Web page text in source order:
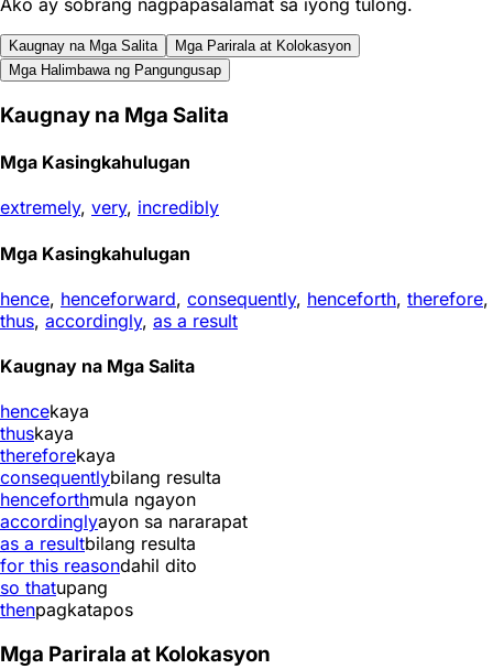
Ako ay sobrang nagpapasalamat sa iyong tulong.
Kaugnay na Mga Salita
Mga Parirala at Kolokasyon
Mga Halimbawa ng Pangungusap
Kaugnay na Mga Salita
Mga Kasingkahulugan
extremely, very, incredibly
Mga Kasingkahulugan
hence, henceforward, consequently, henceforth, therefore,
thus, accordingly, as a result
Kaugnay na Mga Salita
hencekaya
thuskaya
thereforekaya
consequentlybilang resulta
henceforthmula ngayon
accordinglyayon sa nararapat
as a resultbilang resulta
for this reasondahil dito
so thatupang
thenpagkatapos
Mga Parirala at Kolokasyon